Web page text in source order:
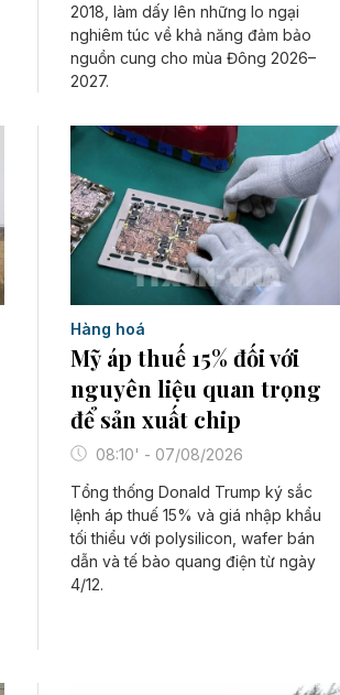
2018, làm dấy lên những lo ngại
nghiêm túc về khả năng đảm bảo
nguồn cung cho mùa Đông 2026–
2027.
Hàng hoá
Mỹ áp thuế 15% đối với
nguyên liệu quan trọng
để sản xuất chip
08:10' - 07/08/2026
Tổng thống Donald Trump ký sắc
lệnh áp thuế 15% và giá nhập khẩu
tối thiểu với polysilicon, wafer bán
dẫn và tế bào quang điện từ ngày
4/12.